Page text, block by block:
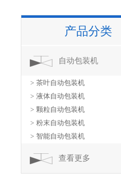
产品分类
自动包装机
> 茶叶自动包装机
> 液体自动包装机
> 颗粒自动包装机
> 粉末自动包装机
> 智能自动包装机
查看更多